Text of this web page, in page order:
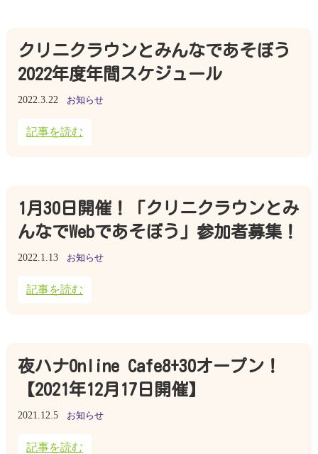
クリニクラウンとみんなであそぼう
2022年度年間スケジュール
2022.3.22 お知らせ
記事を読む
1月30日開催！「クリニクラウンとみ
んなでWebであそぼう」参加者募集！
2022.1.13 お知らせ
記事を読む
夜ハナOnline Cafe8+30オープン！
【2021年12月17日開催】
2021.12.5 お知らせ
記事を読む